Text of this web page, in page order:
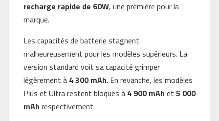
recharge rapide de 60W, une première pour la
marque.
Les capacités de batterie stagnent
malheureusement pour les modèles supérieurs. La
version standard voit sa capacité grimper
légèrement à 4 300 mAh. En revanche, les modèles
Plus et Ultra restent bloqués à 4 900 mAh et 5 000
mAh respectivement.